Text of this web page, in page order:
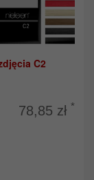
C2
78,85 zł *